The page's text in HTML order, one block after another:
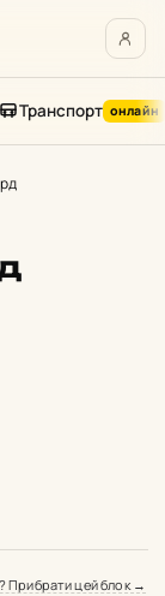
Транспорт онлайн
Прибрати цей блок →